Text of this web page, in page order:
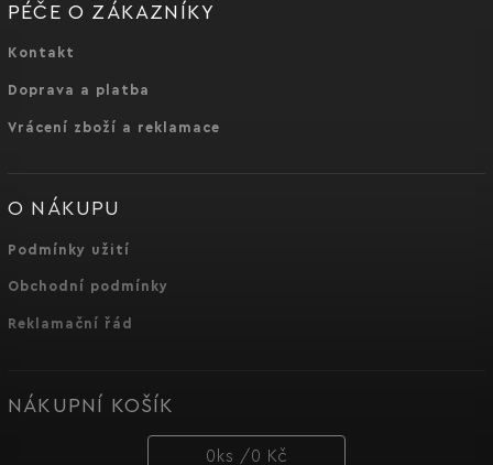
PÉČE O ZÁKAZNÍKY
Kontakt
Doprava a platba
Vrácení zboží a reklamace
O NÁKUPU
Podmínky užití
Obchodní podmínky
Reklamační řád
NÁKUPNÍ KOŠÍK
0 ks / 0 Kč